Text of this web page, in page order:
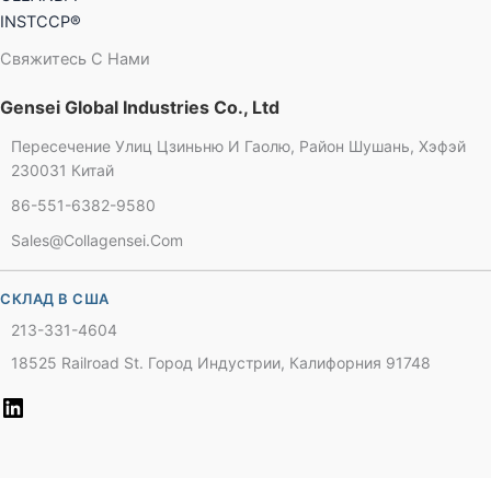
INSTCCP®
Свяжитесь С Нами
Gensei Global Industries Co., Ltd
Пересечение Улиц Цзиньню И Гаолю, Район Шушань, Хэфэй
230031 Китай
86-551-6382-9580
Sales@collagensei.com
СКЛАД В США
213-331-4604
18525 Railroad St. Город Индустрии, Калифорния 91748